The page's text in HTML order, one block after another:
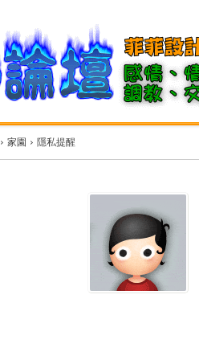
› 家園 › 隱私提醒